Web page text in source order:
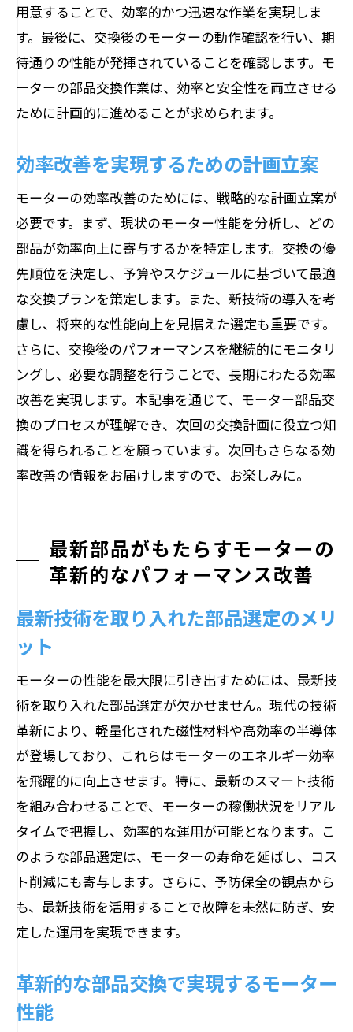
用意することで、効率的かつ迅速な作業を実現しま
す。最後に、交換後のモーターの動作確認を行い、期
待通りの性能が発揮されていることを確認します。モ
ーターの部品交換作業は、効率と安全性を両立させる
ために計画的に進めることが求められます。
効率改善を実現するための計画立案
モーターの効率改善のためには、戦略的な計画立案が
必要です。まず、現状のモーター性能を分析し、どの
部品が効率向上に寄与するかを特定します。交換の優
先順位を決定し、予算やスケジュールに基づいて最適
な交換プランを策定します。また、新技術の導入を考
慮し、将来的な性能向上を見据えた選定も重要です。
さらに、交換後のパフォーマンスを継続的にモニタリ
ングし、必要な調整を行うことで、長期にわたる効率
改善を実現します。本記事を通じて、モーター部品交
換のプロセスが理解でき、次回の交換計画に役立つ知
識を得られることを願っています。次回もさらなる効
率改善の情報をお届けしますので、お楽しみに。
最新部品がもたらすモーターの
革新的なパフォーマンス改善
最新技術を取り入れた部品選定のメリ
ット
モーターの性能を最大限に引き出すためには、最新技
術を取り入れた部品選定が欠かせません。現代の技術
革新により、軽量化された磁性材料や高効率の半導体
が登場しており、これらはモーターのエネルギー効率
を飛躍的に向上させます。特に、最新のスマート技術
を組み合わせることで、モーターの稼働状況をリアル
タイムで把握し、効率的な運用が可能となります。こ
のような部品選定は、モーターの寿命を延ばし、コス
ト削減にも寄与します。さらに、予防保全の観点から
も、最新技術を活用することで故障を未然に防ぎ、安
定した運用を実現できます。
革新的な部品交換で実現するモーター
性能